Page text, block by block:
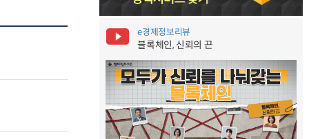
e경제정보리뷰
블록체인, 신뢰의 끈